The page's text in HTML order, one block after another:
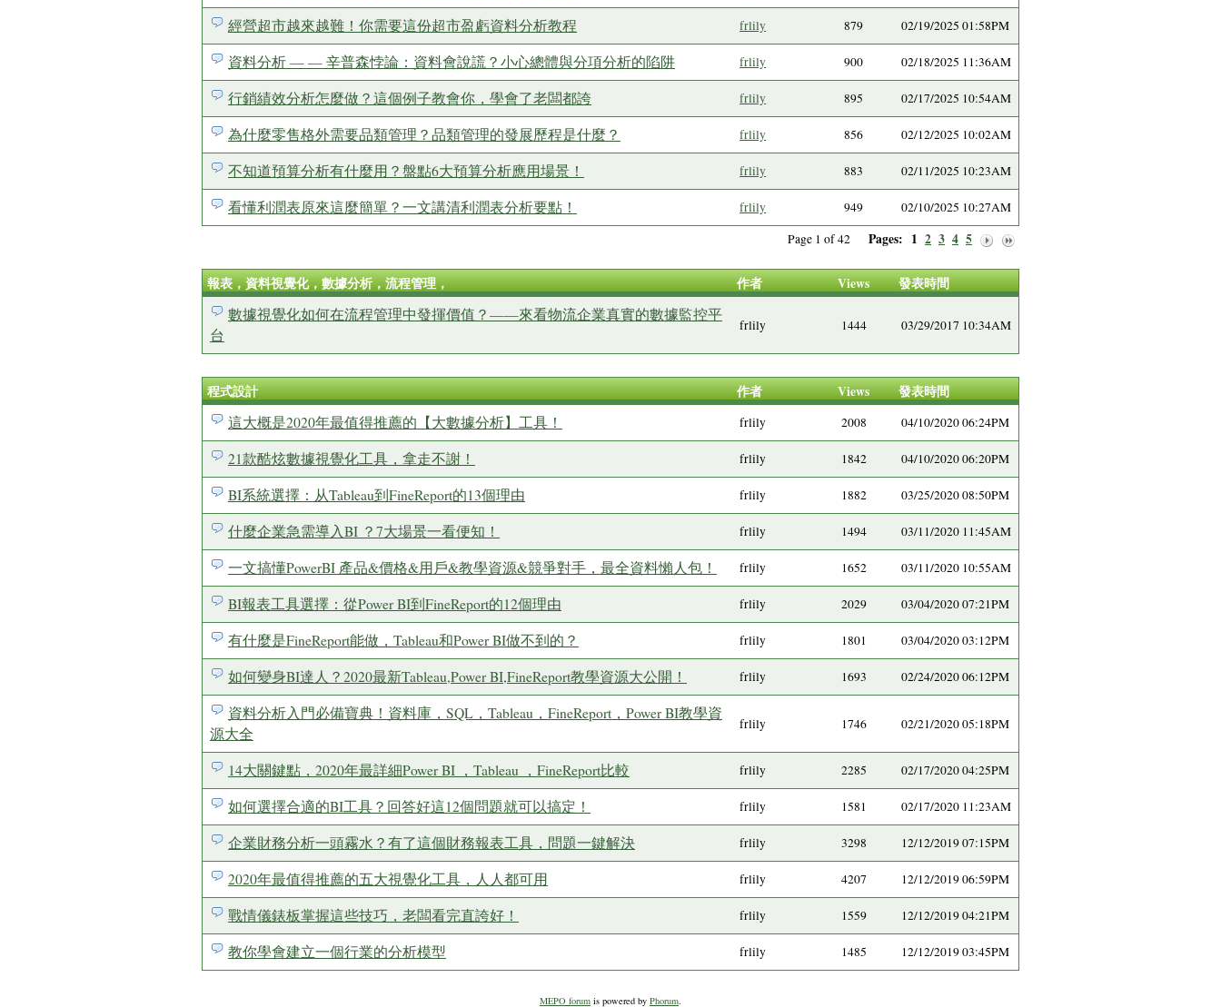
經營超市越來越難！你需要這份超市盈虧資料分析教程 frlily 879 02/19/2025 01:58PM
資料分析 — — 辛普森悖論：資料會說謊？小心總體與分項分析的陷阱 frlily 900 02/18/2025 11:36AM
行銷績效分析怎麼做？這個例子教會你，學會了老闆都誇 frlily 895 02/17/2025 10:54AM
為什麼零售格外需要品類管理？品類管理的發展歷程是什麼？ frlily 856 02/12/2025 10:02AM
不知道預算分析有什麼用？盤點6大預算分析應用場景！ frlily 883 02/11/2025 10:23AM
看懂利潤表原來這麼簡單？一文講清利潤表分析要點！ frlily 949
02/10/2025 10:27AM
Page 1 of 42 Pages: 1 2 3 4 5
報表，資料視覺化，數據分析，流程管理， 作者 Views 發表時間
數據視覺化如何在流程管理中發揮價值？——來看物流企業真實的數據監控平
台
frlily 1444 03/29/2017 10:34AM
程式設計 作者 Views 發表時間
這大概是2020年最值得推薦的【大數據分析】工具！ frlily 2008 04/10/2020 06:24PM
21款酷炫數據視覺化工具，拿走不謝！ frlily 1842 04/10/2020 06:20PM
BI系統選擇：从Tableau到FineReport的13個理由 frlily 1882 03/25/2020 08:50PM
什麼企業急需導入BI ？7大場景一看便知！ frlily 1494 03/11/2020 11:45AM
一文搞懂PowerBI 產品&價格&用戶&教學資源&競爭對手，最全資料懶人包！ frlily 1652 03/11/2020 10:55AM
BI報表工具選擇：從Power BI到FineReport的12個理由 frlily 2029 03/04/2020 07:21PM
有什麼是FineReport能做，Tableau和Power BI做不到的？ frlily 1801 03/04/2020 03:12PM
如何變身BI達人？2020最新Tableau,Power BI,FineReport教學資源大公開！ frlily 1693 02/24/2020 06:12PM
資料分析入門必備寶典！資料庫，SQL，Tableau，FineReport，Power BI教學資
源大全
frlily 1746 02/21/2020 05:18PM
14大關鍵點，2020年最詳細Power BI ，Tableau ，FineReport比較 frlily 2285 02/17/2020 04:25PM
如何選擇合適的BI工具？回答好這12個問題就可以搞定！ frlily 1581 02/17/2020 11:23AM
企業財務分析一頭霧水？有了這個財務報表工具，問題一鍵解決 frlily 3298 12/12/2019 07:15PM
2020年最值得推薦的五大視覺化工具，人人都可用 frlily 4207 12/12/2019 06:59PM
戰情儀錶板掌握這些技巧，老闆看完直誇好！ frlily 1559 12/12/2019 04:21PM
教你學會建立一個行業的分析模型 frlily 1485 12/12/2019 03:45PM
MEPO forum is powered by Phorum.